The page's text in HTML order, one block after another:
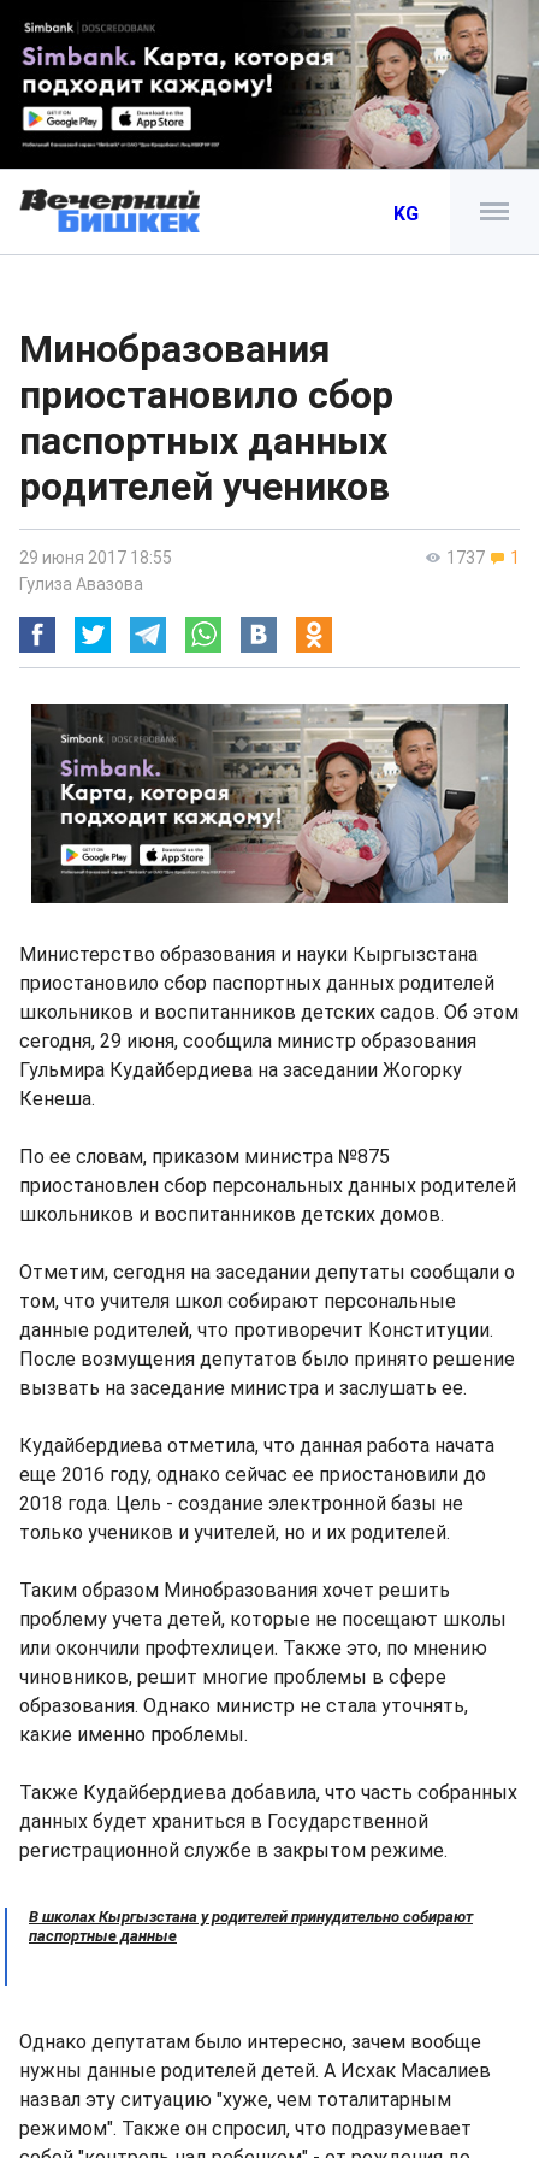
KG
Минобразования
приостановило сбор
паспортных данных
родителей учеников
1737 1
29 июня 2017 18:55
Гулиза Авазова
Министерство образования и науки Кыргызстана
приостановило сбор паспортных данных родителей
школьников и воспитанников детских садов. Об этом
сегодня, 29 июня, сообщила министр образования
Гульмира Кудайбердиева на заседании Жогорку
Кенеша.
По ее словам, приказом министра №875
приостановлен сбор персональных данных родителей
школьников и воспитанников детских домов.
Отметим, сегодня на заседании депутаты сообщали о
том, что учителя школ собирают персональные
данные родителей, что противоречит Конституции.
После возмущения депутатов было принято решение
вызвать на заседание министра и заслушать ее.
Кудайбердиева отметила, что данная работа начата
еще 2016 году, однако сейчас ее приостановили до
2018 года. Цель - создание электронной базы не
только учеников и учителей, но и их родителей.
Таким образом Минобразования хочет решить
проблему учета детей, которые не посещают школы
или окончили профтехлицеи. Также это, по мнению
чиновников, решит многие проблемы в сфере
образования. Однако министр не стала уточнять,
какие именно проблемы.
Также Кудайбердиева добавила, что часть собранных
данных будет храниться в Государственной
регистрационной службе в закрытом режиме.
В школах Кыргызстана у родителей принудительно собирают
паспортные данные
Однако депутатам было интересно, зачем вообще
нужны данные родителей детей. А Исхак Масалиев
назвал эту ситуацию "хуже, чем тоталитарным
режимом". Также он спросил, что подразумевает